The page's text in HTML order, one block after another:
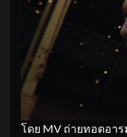
โดย MV ถ่ายทอดอา